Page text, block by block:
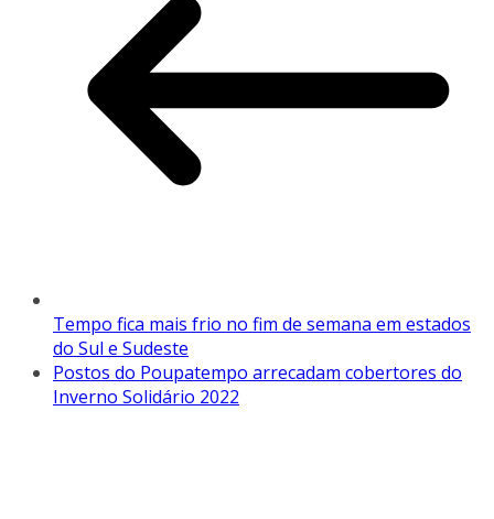
Tempo fica mais frio no fim de semana em estados
do Sul e Sudeste
Postos do Poupatempo arrecadam cobertores do
Inverno Solidário 2022